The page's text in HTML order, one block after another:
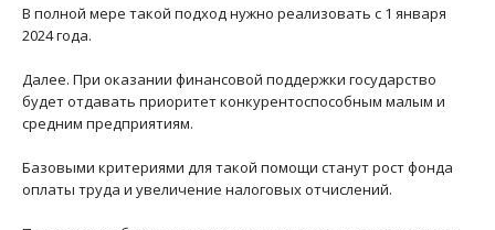
В полной мере такой подход нужно реализовать с 1 января
2024 года.
Далее. При оказании финансовой поддержки государство
будет отдавать приоритет конкурентоспособным малым и
средним предприятиям.
Базовыми критериями для такой помощи станут рост фонда
оплаты труда и увеличение налоговых отчислений.